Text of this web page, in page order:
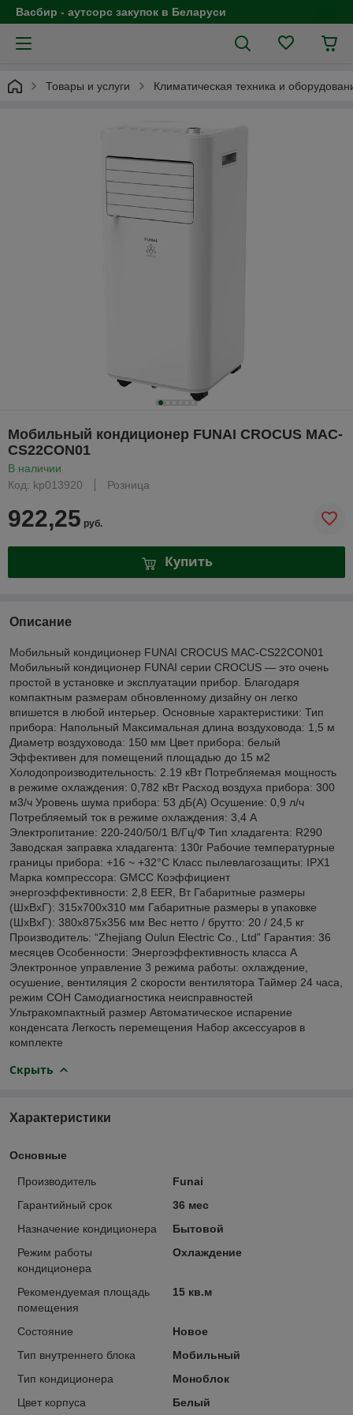
Васбир - аутсорс закупок в Беларуси
Товары и услуги Климатическая техника и
Мобильный кондиционер FUNAI CROCUS MAC-
CS22CON01
В наличии
Код: kp013920
Розница
922,25 руб.
Купить
Описание
Мобильный кондиционер FUNAI CROCUS MAC-CS22CON01
Мобильный кондиционер FUNAI серии CROCUS — это очень
простой в установке и эксплуатации прибор. Благодаря
компактным размерам обновленному дизайну он легко
впишется в любой интерьер. Основные характеристики: Тип
прибора: Напольный Максимальная длина воздуховода: 1,5 м
Диаметр воздуховода: 150 мм Цвет прибора: белый
Эффективен для помещений площадью до 15 м2
Холодопроизводительность: 2.19 кВт Потребляемая мощность
в режиме охлаждения: 0,782 кВт Расход воздуха прибора: 300
м3/ч Уровень шума прибора: 53 дБ(А) Осушение: 0,9 л/ч
Потребляемый ток в режиме охлаждения: 3,4 А
Электропитание: 220-240/50/1 В/Гц/Ф Тип хладагента: R290
Заводская заправка хладагента: 130г Рабочие температурные
границы прибора: +16 ~ +32°C Класс пылевлагозащиты: IPX1
Марка компрессора: GMCC Коэффициент
энергоэффективности: 2,8 EER, Вт Габаритные размеры
(ШxВxГ): 315x700x310 мм Габаритные размеры в упаковке
(ШxВxГ): 380x875x356 мм Вес нетто / брутто: 20 / 24,5 кг
Производитель: “Zhejiang Oulun Electric Co., Ltd” Гарантия: 36
месяцев Особенности: Энергоэффективность класса А
Электронное управление 3 режима работы: охлаждение,
осушение, вентиляция 2 скорости вентилятора Таймер 24 часа,
режим СОН Самодиагностика неисправностей
Ультракомпактный размер Автоматическое испарение
конденсата Легкость перемещения Набор аксессуаров в
комплекте
Скрыть
Характеристики
Основные
Производитель
Funai
Гарантийный срок
36 мес
Назначение кондиционера
Бытовой
Режим работы
кондиционера
Охлаждение
Рекомендуемая площадь
помещения
15 кв.м
Состояние
Новое
Тип внутреннего блока
Мобильный
Тип кондиционера
Моноблок
Цвет корпуса
Белый